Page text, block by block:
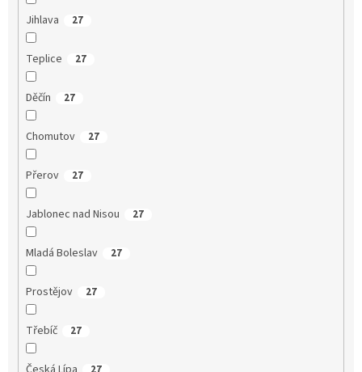
Jihlava 27
Teplice 27
Děčín 27
Chomutov 27
Přerov 27
Jablonec nad Nisou 27
Mladá Boleslav 27
Prostějov 27
Třebíč 27